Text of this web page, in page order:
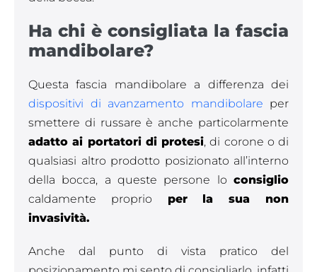
Ha chi è consigliata la fascia
mandibolare?
Questa fascia mandibolare a differenza dei
dispositivi di avanzamento mandibolare per
smettere di russare è anche particolarmente
adatto ai portatori di protesi, di corone o di
qualsiasi altro prodotto posizionato all’interno
della bocca, a queste persone lo consiglio
caldamente proprio per la sua non
invasività.
Anche dal punto di vista pratico del